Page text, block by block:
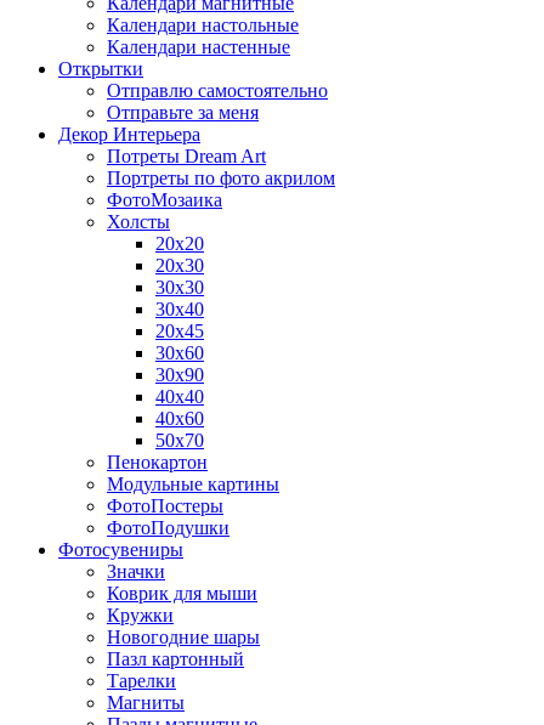
Календари настольные
Календари настенные
Открытки
Отправлю самостоятельно
Отправьте за меня
Декор Интерьера
Потреты Dream Art
Портреты по фото акрилом
ФотоМозаика
Холсты
20х20
20х30
30х30
30х40
20х45
30х60
30х90
40х40
40х60
50х70
Пенокартон
Модульные картины
ФотоПостеры
ФотоПодушки
Фотоcувениры
Значки
Коврик для мыши
Кружки
Новогодние шары
Пазл картонный
Тарелки
Магниты